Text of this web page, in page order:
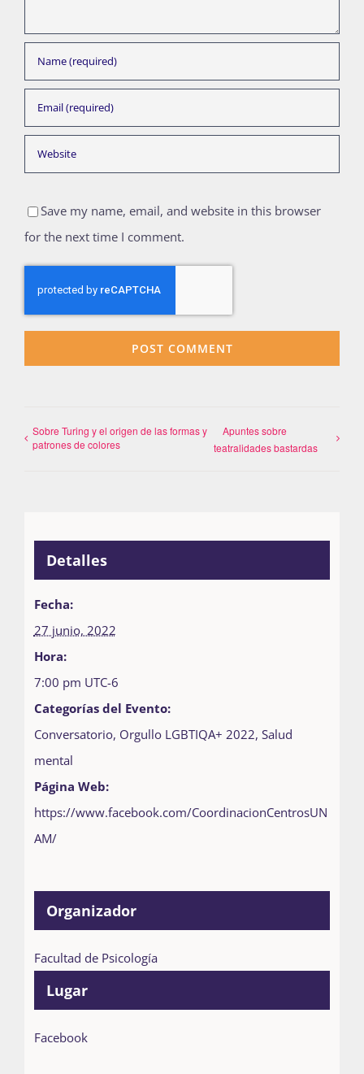
Save my name, email, and website in this browser
for the next time I comment.
Sobre Turing y el origen de las formas y
patrones de colores
Apuntes sobre
teatralidades bastardas
Detalles
Fecha:
27 junio, 2022
Hora:
7:00 pm UTC-6
Categorías del Evento:
Conversatorio, Orgullo LGBTIQA+ 2022, Salud
mental
Página Web:
https://www.facebook.com/CoordinacionCentrosUN
AM/
Lugar
Facebook
Organizador
Facultad de Psicología